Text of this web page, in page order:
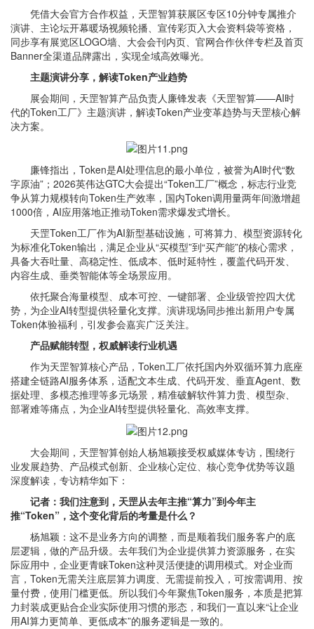
凭借大会官方合作权益，天罡智算获展区专区10分钟专属推介
演讲、主论坛开幕暖场视频轮播、宣传彩页入大会资料袋等资格，
同步享有展览区LOGO墙、大会会刊内页、官网合作伙伴专栏及首页
Banner全渠道品牌露出，实现全域高效曝光。
主题演讲分享，解读Token产业趋势
展会期间，天罡智算产品负责人廉锋发表《天罡智算——AI时
代的Token工厂》主题演讲，解读Token产业变革趋势与天罡核心解
决方案。
廉锋指出，Token是AI处理信息的最小单位，被誉为AI时代“数
字原油”；2026英伟达GTC大会提出“Token工厂”概念，标志行业竞
争从算力规模转向Token生产效率，国内Token调用量两年间激增超
1000倍，AI应用落地正推动Token需求爆发式增长。
天罡Token工厂作为AI新型基础设施，可将算力、模型资源转化
为标准化Token输出，满足企业从“买模型”到“买产能”的核心需求，
具备大吞吐量、高稳定性、低成本、低时延特性，覆盖代码开发、
内容生成、垂类智能体等全场景应用。
依托聚合海量模型、成本可控、一键部署、企业级管控四大优
势，为企业AI转型提供轻量化支撑。演讲现场同步推出新用户专属
Token体验福利，引发参会嘉宾广泛关注。
产品赋能转型，权威解读行业机遇
作为天罡智算核心产品，Token工厂依托国内外双循环算力底座
搭建全链路AI服务体系，适配文本生成、代码开发、垂直Agent、数
据处理、多模态推理等多元场景，精准破解软件算力贵、模型杂、
部署难等痛点，为企业AI转型提供轻量化、高效率支撑。
大会期间，天罡智算创始人杨旭颖接受权威媒体专访，围绕行
业发展趋势、产品模式创新、企业核心定位、核心竞争优势等议题
深度解读，专访精华如下：
记者：我们注意到，天罡从去年主推“算力”到今年主
推“Token”，这个变化背后的考量是什么？
杨旭颖：这不是业务方向的调整，而是顺着我们服务客户的底
层逻辑，做的产品升级。去年我们为企业提供算力资源服务，在实
际应用中，企业更青睐Token这种灵活便捷的调用模式。对企业而
言，Token无需关注底层算力调度、无需提前投入，可按需调用、按
量付费，使用门槛更低。所以我们今年聚焦Token服务，本质是把算
力封装成更贴合企业实际使用习惯的形态，和我们一直以来“让企业
用AI算力更简单、更低成本”的服务逻辑是一致的。